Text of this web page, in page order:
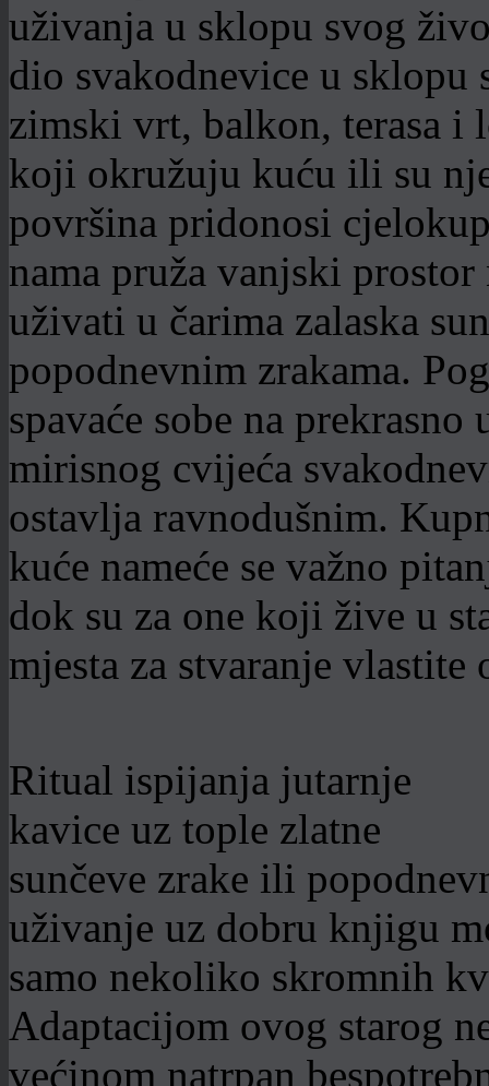
uživanja u sklopu svog
dio svakodnevice u sklopu
zimski vrt, balkon, terasa i
koji okružuju kuću ili su
površina pridonosi
nama pruža vanjski
uživati u čarima zalaska
popodnevnim zrakama.
spavaće sobe na
mirisnog cvijeća
ostavlja ravnodušnim.
kuće nameće se važno
dok su za one koji žive u
mjesta za stvaranje vlastite
Ritual ispijanja jutarnje
kavice uz tople zlatne
sunčeve zrake ili
uživanje uz dobru knjigu
samo nekoliko skromnih
Adaptacijom ovog starog
većinom natrpan